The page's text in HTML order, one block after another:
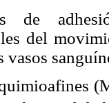
de
del
vasos